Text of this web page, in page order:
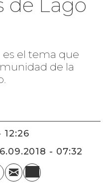
es el tema que
de la
12:26
06.09.2018 - 07:32